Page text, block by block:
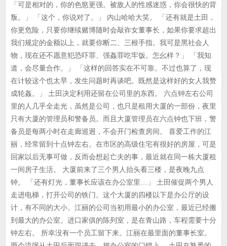
「可是相对的，你的色慾更强。被敌人的性感迷惑，你会很快的背
叛。」 「这个，你说对了。」 内山哈哈大笑。 「还有就是土田，
你更危险，只要你继续赌博随时会敲诈女董事长，如果你要求超出
我们规定的金额以上，就要你断二、三根手指。我可是黑社会人
物，现在还不愿意犯恐吓罪、强姦罪吃牢饭。怎幺样？」 「我知
道，会尽量合作。」 「这样的回答实在不可靠。不过也算了，现
在计较这个也太早，发生问题时再谈吧。既然是这样好的女人我赞
成轮姦。」 土田决定利用还留在公司里的东西。 六点钟左右公司
里的人几乎全走光，虽然是公司，也只是租用大厦的一部份，夜里
只有大厦的管理员和警备员。而且大厦管理员在六点钟也下班，警
备员是每两小时在走廊巡迥，不会开门检查房间。 喜爱工作的江
丽，经常留到十点钟左右。在市区的高级住宅有很好的房屋，可是
回家以后无事可做，反而会想起亡夫的事，最近就在同一栋大厦租
一间房子生活。 大厦前来了三个男人抬头看三楼，是夜晚九点
钟。 「还有灯光，董事长应该在办公室里…」 土田催促两个男人
走进电梯，打开公司的铁门。这个大厦的四楼以下是办公厅的设
计，有不同的大小。江丽的公司当初用最小的办公室，最近已经搬
到最大的办公室。进口家俱的陈列室，是在青山路，车程需要十分
钟左右。 所幸没有一个员工留下来。江丽在最里面的董事长室。